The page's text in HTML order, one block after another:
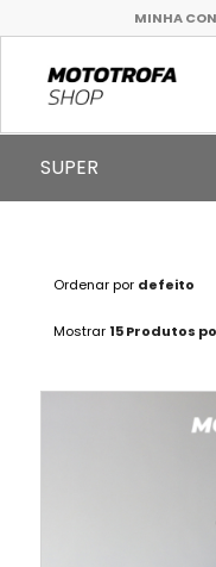
MINHA
SUPER
Ordenar por defeito
Mostrar 15 Produtos